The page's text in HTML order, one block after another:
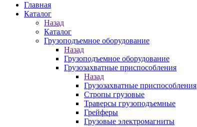
Главная
Каталог
Назад
Каталог
Грузоподъемное оборудование
Назад
Грузоподъемное оборудование
Грузозахватные приспособления
Назад
Грузозахватные приспособления
Стропы грузовые
Траверсы грузоподъемные
Грейферы
Грузовые электромагниты